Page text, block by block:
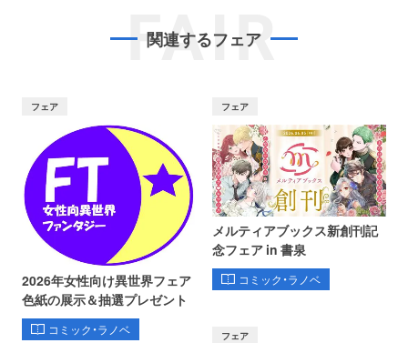
FAIR
関連するフェア
フェア
2026年女性向け異世界フェア
色紙の展示＆抽選プレゼント
コミック・ラノベ
フェア
メルティアブックス新創刊記
念フェア in 書泉
コミック・ラノベ
フェア